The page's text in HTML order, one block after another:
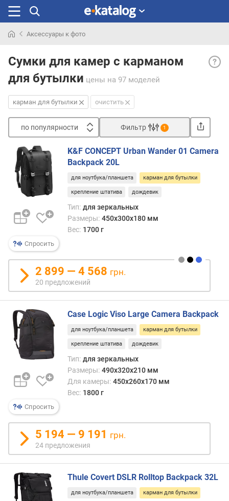
раньше
Аксессуары к фото
Сумки для камер с карманом
для бутылки цены на 97 моделей
для
карман для бутылки очистить
по популярности
п
п
у
л
р
н
с
о
т
ш
е
в
х
к
д
о
р
о
и
м
Фильтр 1
Спросить
K&F CONCEPT Urban Wander 01 Camera
Backpack 20L
для ноутбука/планшета карман для бутылки
крепление штатива дождевик
Тип: для зеркальных
Размеры: 450х300х180 мм
Вес: 1700 г
2 899 — 4 568 грн.
20 предложений
Спросить
Case Logic Viso Large Camera Backpack
для ноутбука/планшета карман для бутылки
крепление штатива дождевик
Тип: для зеркальных
Размеры: 490x320x210 мм
Для камеры: 450x260x170 мм
Вес: 1800 г
5 194 — 9 191 грн.
24 предложения
Thule Covert DSLR Rolltop Backpack 32L
для ноутбука/планшета карман для бутылки